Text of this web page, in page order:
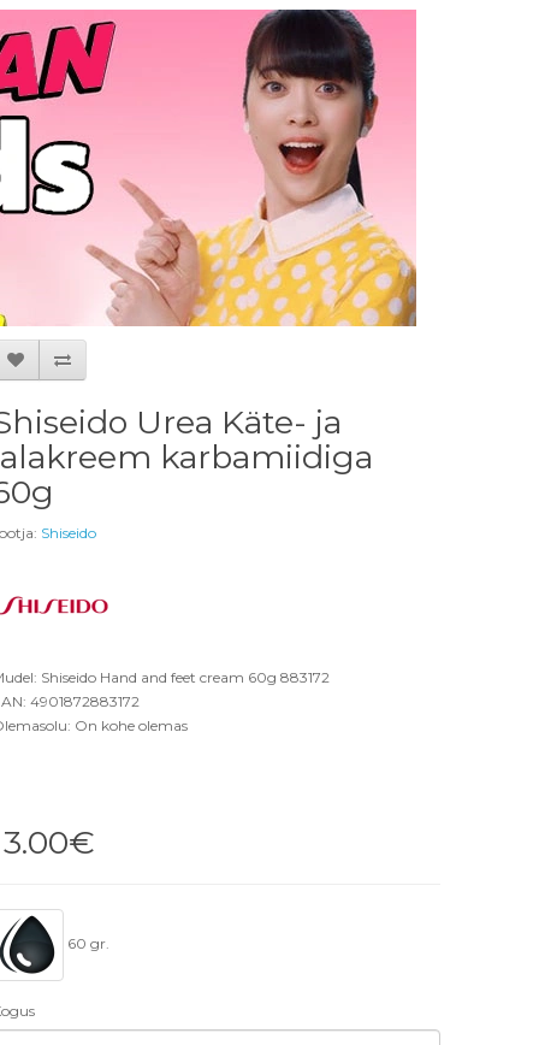
Urea Käte- ja
karbamiidiga
Shiseido
Shiseido Hand and feet cream 60g 883172
4901872883172
On kohe olemas
60 gr.